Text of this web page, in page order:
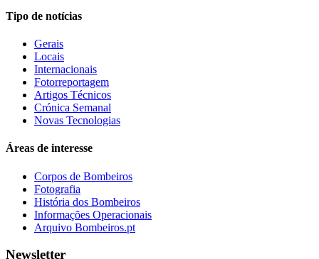
Tipo de notícias
Gerais
Locais
Internacionais
Fotorreportagem
Artigos Técnicos
Crónica Semanal
Novas Tecnologias
Áreas de interesse
Corpos de Bombeiros
Fotografia
História dos Bombeiros
Informações Operacionais
Arquivo Bombeiros.pt
Newsletter